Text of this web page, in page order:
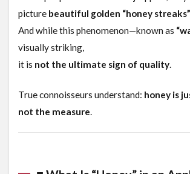
picture beautiful golden “honey streaks”
And while this phenomenon—known as
visually striking,
it is not the ultimate sign of quality
True connoisseurs understand: honey is
not the measure